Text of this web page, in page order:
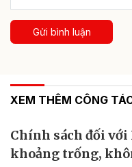
Gửi bình luận
XEM THÊM CÔNG
Chính sách đối với
khoảng trống,